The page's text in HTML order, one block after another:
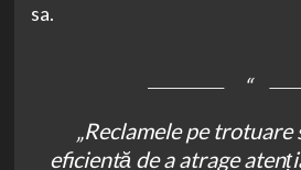
sa.
„Reclamele pe
eficientă de a atrage